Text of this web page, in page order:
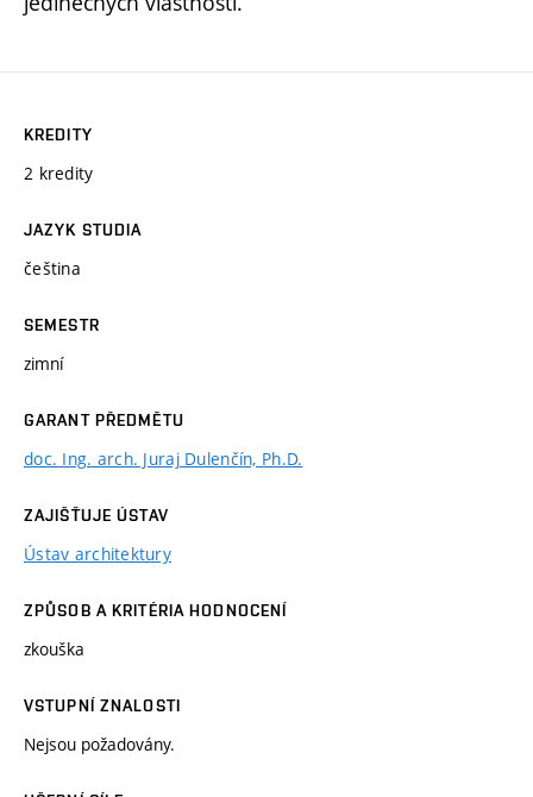
KREDITY
2 kredity
JAZYK STUDIA
čeština
SEMESTR
zimní
GARANT PŘEDMĚTU
doc. Ing. arch. Juraj Dulenčín, Ph.D.
ZAJIŠŤUJE ÚSTAV
Ústav architektury
ZPŮSOB A KRITÉRIA HODNOCENÍ
zkouška
VSTUPNÍ ZNALOSTI
Nejsou požadovány.